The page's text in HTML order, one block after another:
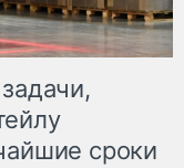
сроки